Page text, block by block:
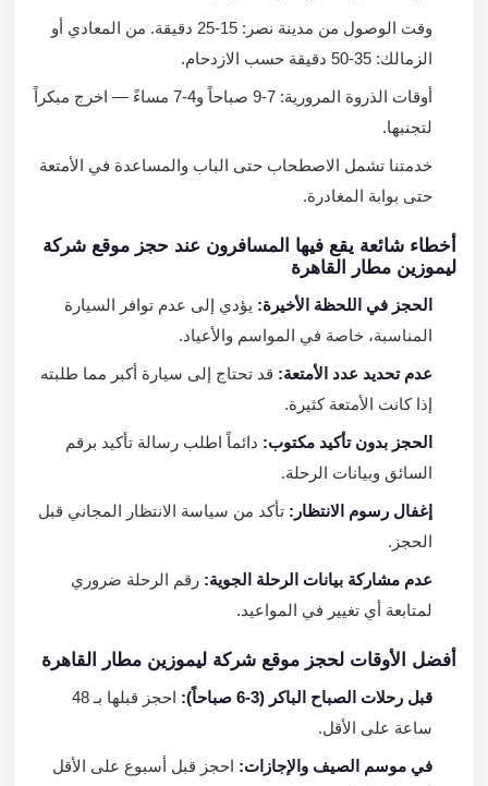
وقت الوصول من مدينة نصر: 15-25 دقيقة. من المعادي أو
الزمالك: 35-50 دقيقة حسب الازدحام.
أوقات الذروة المرورية: 7-9 صباحاً و4-7 مساءً — اخرج مبكراً
لتجنبها.
خدمتنا تشمل الاصطحاب حتى الباب والمساعدة في الأمتعة
حتى بوابة المغادرة.
أخطاء شائعة يقع فيها المسافرون عند حجز موقع شركة
ليموزين مطار القاهرة
الحجز في اللحظة الأخيرة:يؤدي إلى عدم توافر السيارة
المناسبة، خاصة في المواسم والأعياد.
عدم تحديد عدد الأمتعة:قد تحتاج إلى سيارة أكبر مما طلبته
إذا كانت الأمتعة كثيرة.
الحجز بدون تأكيد مكتوب:دائماً اطلب رسالة تأكيد برقم
السائق وبيانات الرحلة.
إغفال رسوم الانتظار:تأكد من سياسة الانتظار المجاني قبل
الحجز.
عدم مشاركة بيانات الرحلة الجوية:رقم الرحلة ضروري
لمتابعة أي تغيير في المواعيد.
أفضل الأوقات لحجز موقع شركة ليموزين مطار القاهرة
قبل رحلات الصباح الباكر (3-6 صباحاً):
احجز قبلها بـ 48
ساعة على الأقل.
في موسم الصيف والإجازات:احجز قبل أسبوع على الأقل